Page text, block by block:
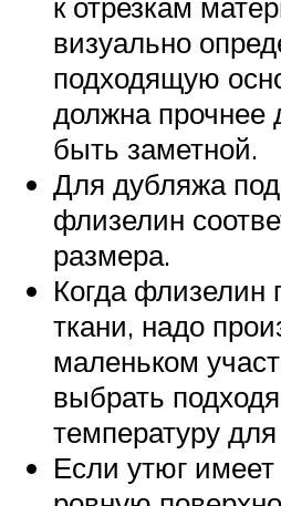
визуально
подходящую
должна прочнее
быть заметной.
Для дубляжа
флизелин
размера.
Когда флизелин
ткани, надо
маленьком
выбрать
температуру
Если утюг